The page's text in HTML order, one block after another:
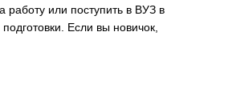
работу или поступить в ВУЗ в
Если вы новичок,